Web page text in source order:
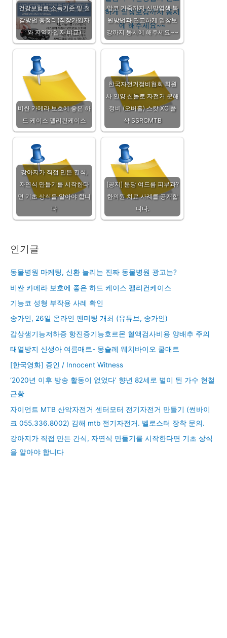
건강보험료 소득기준 및 절
감방법 총정리(직장가입자
와 지역가입자 비교)
앞코 가죽까지 신발염색 복
원방법과 견고하게 밑창보
강까지 동시에 해주세요~~
비싼 카메라 보호에 좋은 하
드 케이스 펠리컨케이스
한국자전거정비협회 회원
사 안양 산돌로 자전거 분해
정비 (오버홀) 스캇 XC 풀
샥 SSRCMTB
강아지가 직접 만든 간식,
자연식 만들기를 시작한다
면 기초 상식을 알아야 합니
다
[공지] 분당 여드름 피부과?
한의원 치료 사례를 공개합
니다.
인기글
동물병원 마케팅, 신환 늘리는 진짜 동물병원 광고는?
비싼 카메라 보호에 좋은 하드 케이스 펠리컨케이스
기능코 성형 부작용 사례 확인
송가인, 26일 온라인 팬미팅 개최 (유튜브, 송가인)
갑상샘기능저하증 항진증기능호르몬 혈액검사비용 양배추 주의
태열방지 신생아 여름매트- 몽슐레 웨치바이오 쿨매트
[한국영화] 증인 / Innocent Witness
‘2020년 이후 방송 활동이 없었다’ 향년 82세로 별이 된 가수 현철
근황
자이언트 MTB 산악자전거 센터모터 전기자전거 만들기 (썬바이
크 055.336.8002) 김해 mtb 전기자전거. 벨로스터 장착 문의.
강아지가 직접 만든 간식, 자연식 만들기를 시작한다면 기초 상식
을 알아야 합니다